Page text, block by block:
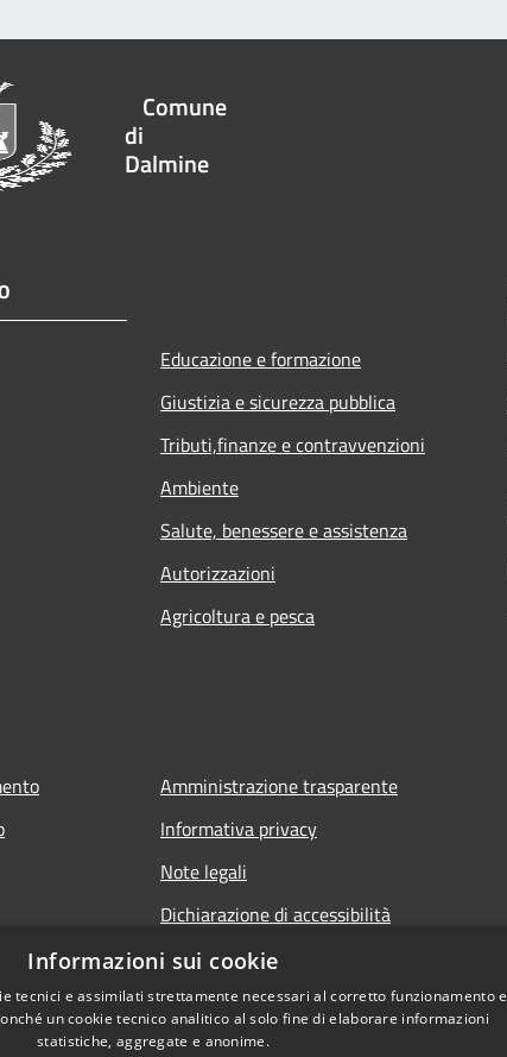
Comune
di
Dalmine
Educazione e formazione
Giustizia e sicurezza pubblica
Tributi,finanze e contravvenzioni
Ambiente
Salute, benessere e assistenza
Autorizzazioni
Agricoltura e pesca
Amministrazione trasparente
Informativa privacy
Note legali
Dichiarazione di accessibilità
Piano di miglioramento del sito
Informazioni sui cookie
tecnici e assimilati strettamente necessari al corretto funzionamento e
un cookie tecnico analitico al solo fine di elaborare informazioni
statistiche, aggregate e anonime.